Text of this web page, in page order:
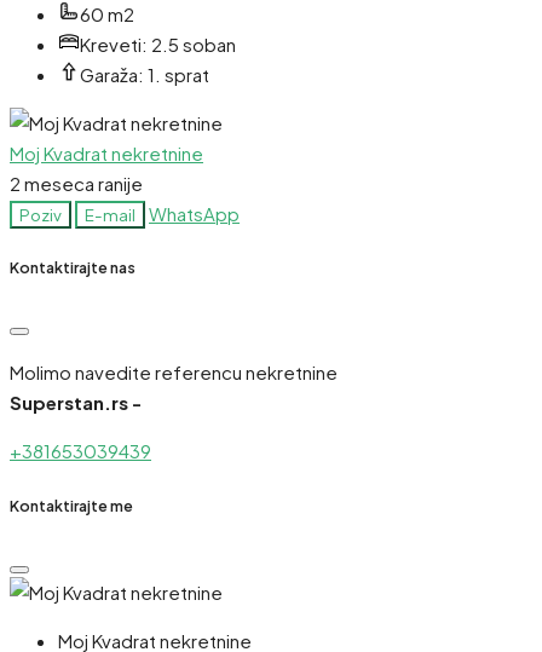
60 m2
Kreveti: 2.5 soban
Garaža: 1. sprat
Moj Kvadrat nekretnine
2 meseca ranije
Poziv E-mail WhatsApp
Kontaktirajte nas
Molimo navedite referencu nekretnine
Superstan.rs -
+381653039439
Kontaktirajte me
Moj Kvadrat nekretnine